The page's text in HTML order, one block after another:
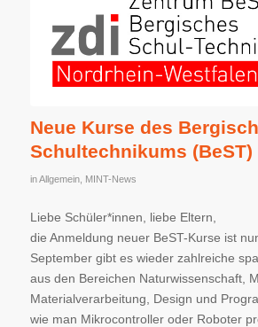
Neue Kurse des
Schultechnikums (BeST)
inAllgemein, MINT-News
Liebe Schüler*innen, liebe Eltern,
die Anmeldung neuer BeST-Kurse ist
September gibt es wieder zahlreiche
aus den Bereichen Naturwissenschaft,
Materialverarbeitung, Design und
wie man Mikrocontroller oder Roboter